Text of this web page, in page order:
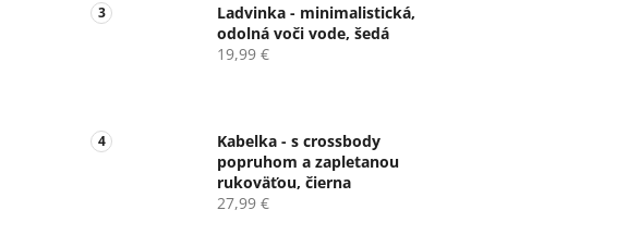
Ladvinka - minimalistická,
odolná voči vode, šedá
19,99 €
Kabelka - s crossbody
popruhom a zapletanou
rukoväťou, čierna
27,99 €